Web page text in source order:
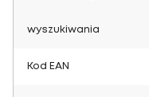
wyszukiwania
Kod EAN